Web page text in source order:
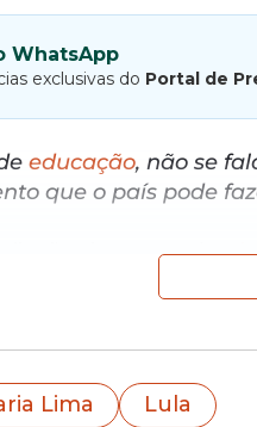
WhatsApp
exclusivas do Portal de
educação, não se
que o país pode
do acesso à
mesma chance de
Lima Lula